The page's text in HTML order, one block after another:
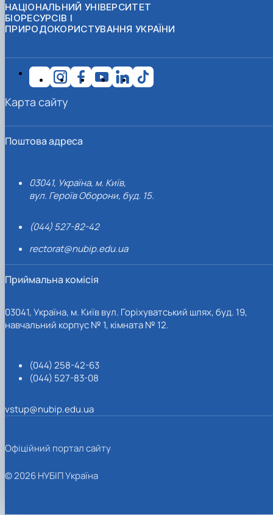
НАЦІОНАЛЬНИЙ УНІВЕРСИТЕТ
БІОРЕСУРСІВ І
ПРИРОДОКОРИСТУВАННЯ УКРАЇНИ
Поштова адреса
03041, Україна, м. Київ,
вул. Героїв Оборони, буд. 15.
(044) 527-82-42
rectorat@nubip.edu.ua
Приймальна комісія
03041, Україна, м. Київ вул. Горіхуватський шлях, буд. 19,
навчальний корпус № 1, кімната № 12.
(044) 258-42-63
(044) 527-83-08
vstup@nubip.edu.ua
Карта сайту
Офіційний портал сайту
© 2026 НУБІП Україна